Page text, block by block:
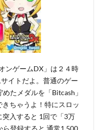
ンゲームDX」は２４時
イトだよ。普通のゲー
たメダルを「Bitcash」
ちゃうよ！特にスロッ
突入すると 1回で「3万
ら登録すると 通常1,500